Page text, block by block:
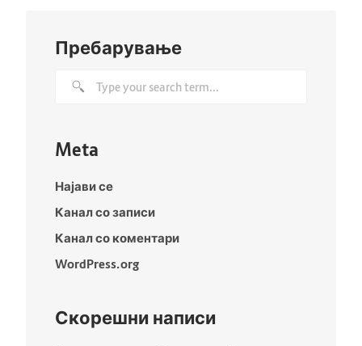
Пребарување
Meta
Најави се
Канал со записи
Канал со коментари
WordPress.org
Скорешни написи